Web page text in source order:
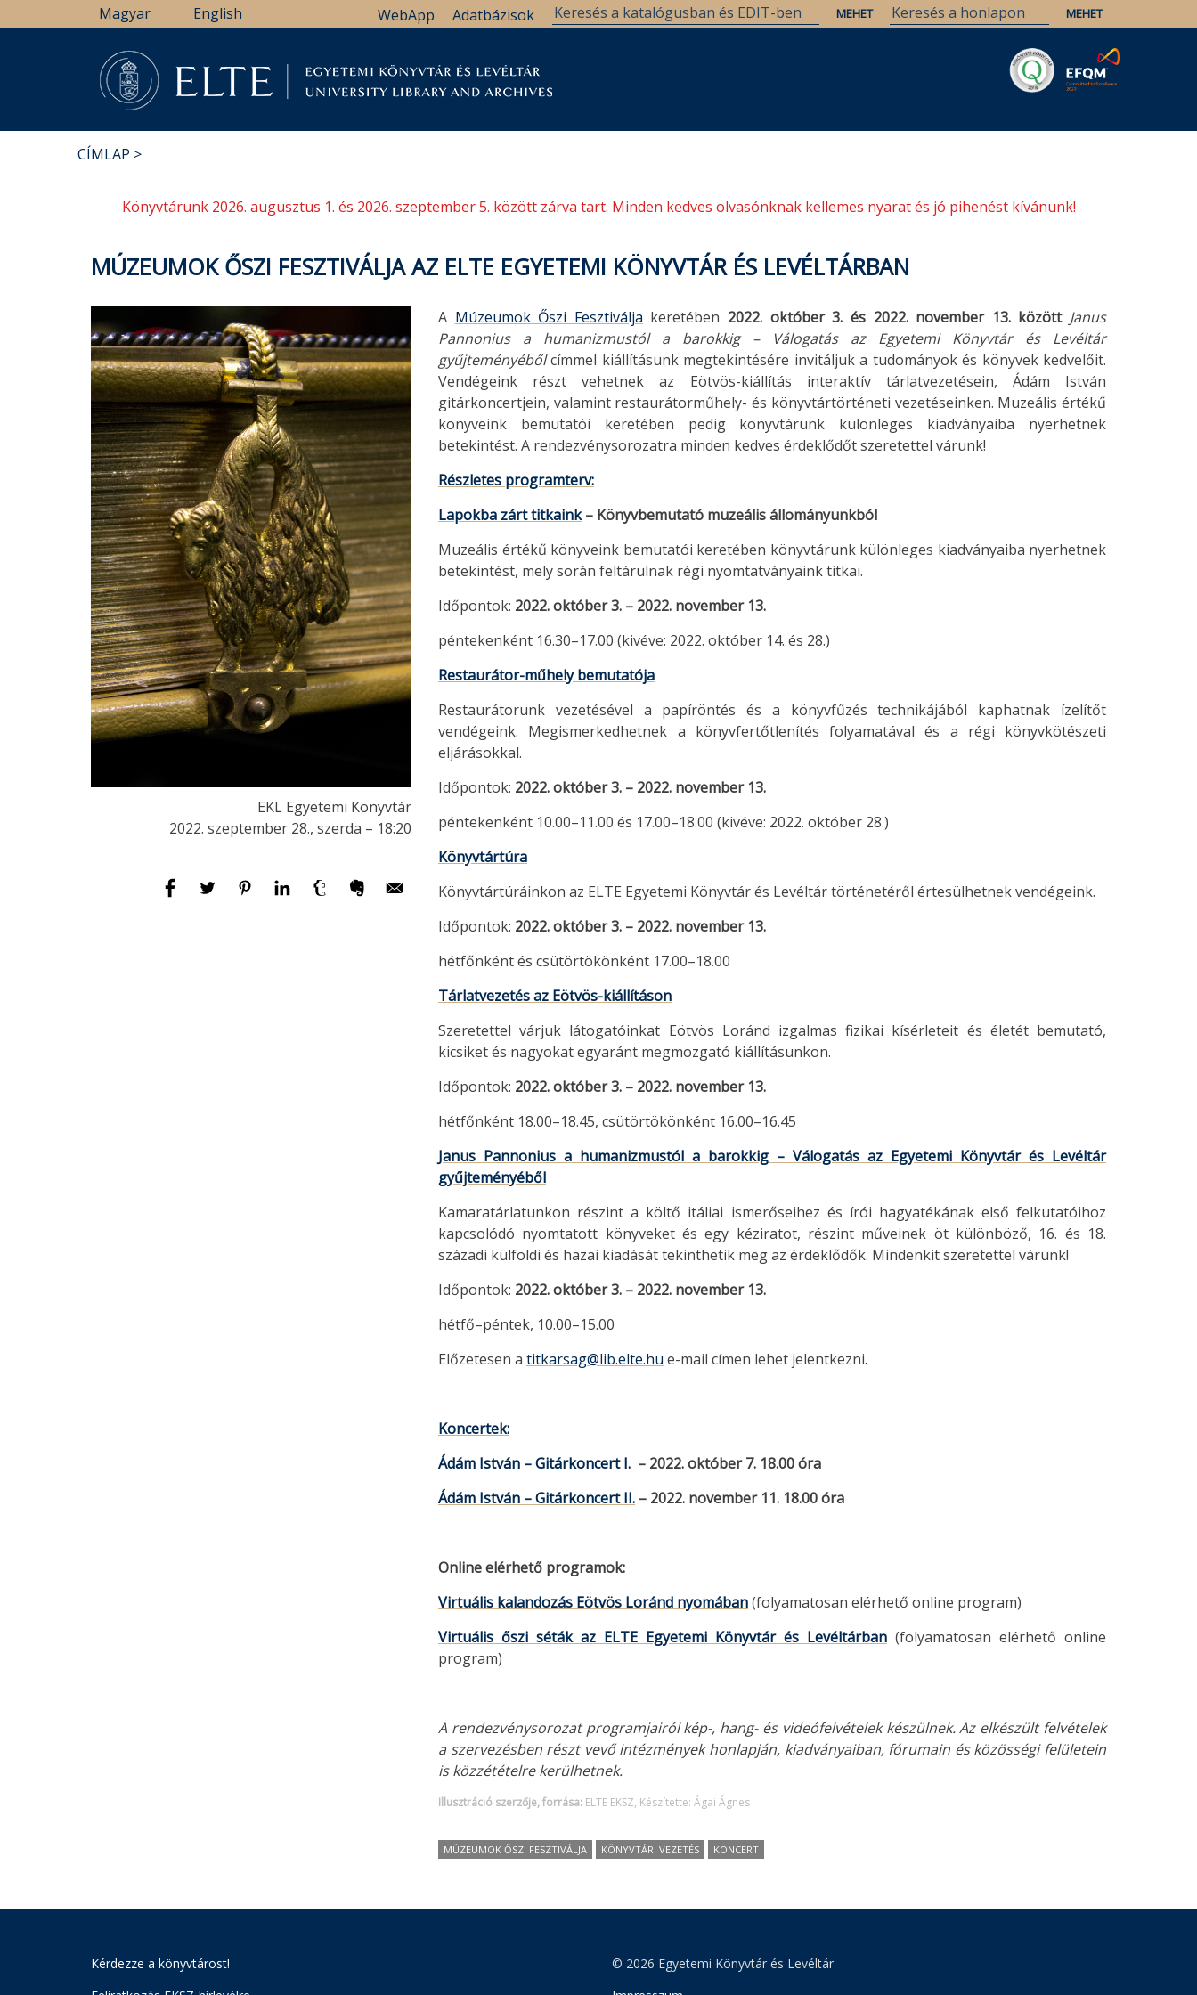
a
Magyar English Adatbázisok
WebApp
CÍMLAP
Könyvtárunk 2026. augusztus 1. és 2026. szeptember 5. között zárva tart. Minden kedves olvasónknak kellemes nyarat és jó pihenést kívánunk!
MÚZEUMOK ŐSZI FESZTIVÁLJA AZ ELTE EGYETEMI KÖNYVTÁR ÉS LEVÉLTÁRBAN
EKL Egyetemi Könyvtár
2022. szeptember 28., szerda – 18:20
A Múzeumok Őszi Fesztiválja keretében 2022. október 3. és 2022. november 13. között Janus
Pannonius a humanizmustól a barokkig – Válogatás az Egyetemi Könyvtár és Levéltár
gyűjteményébőlcímmel kiállításunk megtekintésére invitáljuk a tudományok és könyvek kedvelőit.
Vendégeink részt vehetnek az Eötvös-kiállítás interaktív tárlatvezetésein, Ádám István
gitárkoncertjein, valamint restaurátorműhely- és könyvtártörténeti vezetéseinken. Muzeális értékű
könyveink bemutatói keretében pedig könyvtárunk különleges kiadványaiba nyerhetnek
betekintést. A rendezvénysorozatra minden kedves érdeklődőt szeretettel várunk!
Részletes programterv:
Lapokba zárt titkaink– Könyvbemutató muzeális állományunkból
Muzeális értékű könyveink bemutatói keretében könyvtárunk különleges kiadványaiba nyerhetnek
betekintést, mely során feltárulnak régi nyomtatványaink titkai.
Időpontok: 2022. október 3. – 2022. november 13.
péntekenként 16.30–17.00 (kivéve: 2022. október 14. és 28.)
Restaurátor-műhely bemutatója
Restaurátorunk vezetésével a papíröntés és a könyvfűzés technikájából kaphatnak ízelítőt
vendégeink. Megismerkedhetnek a könyvfertőtlenítés folyamatával és a régi könyvkötészeti
eljárásokkal.
Időpontok: 2022. október 3. – 2022. november 13.
péntekenként 10.00–11.00 és 17.00–18.00 (kivéve: 2022. október 28.)
Könyvtártúra
Könyvtártúráinkon az ELTE Egyetemi Könyvtár és Levéltár történetéről értesülhetnek vendégeink.
Időpontok: 2022. október 3. – 2022. november 13.
hétfőnként és csütörtökönként 17.00–18.00
Tárlatvezetés az Eötvös-kiállításon
Szeretettel várjuk látogatóinkat Eötvös Loránd izgalmas fizikai kísérleteit és életét bemutató,
kicsiket és nagyokat egyaránt megmozgató kiállításunkon.
Időpontok: 2022. október 3. – 2022. november 13.
hétfőnként 18.00–18.45, csütörtökönként 16.00–16.45
Janus Pannonius a humanizmustól a barokkig – Válogatás az Egyetemi Könyvtár és Levéltár
gyűjteményéből
Kamaratárlatunkon részint a költő itáliai ismerőseihez és írói hagyatékának első felkutatóihoz
kapcsolódó nyomtatott könyveket és egy kéziratot, részint műveinek öt különböző, 16. és 18.
századi külföldi és hazai kiadását tekinthetik meg az érdeklődők. Mindenkit szeretettel várunk!
Időpontok: 2022. október 3. – 2022. november 13.
hétfő–péntek, 10.00–15.00
Előzetesen a titkarsag@lib.elte.hu e-mail címen lehet jelentkezni.
Koncertek:
Ádám István – Gitárkoncert I. – 2022. október 7. 18.00 óra
Ádám István – Gitárkoncert II. – 2022. november 11. 18.00 óra
Online elérhető programok:
Virtuális kalandozás Eötvös Loránd nyomában(folyamatosan elérhető online program)
Virtuális őszi séták az ELTE Egyetemi Könyvtár és Levéltárban (folyamatosan elérhető online
program)
A rendezvénysorozat programjairól kép-, hang- és videófelvételek készülnek. Az elkészült felvételek
a szervezésben részt vevő intézmények honlapján, kiadványaiban, fórumain és közösségi felületein
is közzétételre kerülhetnek.
Illusztráció szerzője, forrása: ELTE EKSZ, Készítette: Ágai Ágnes
MÚZEUMOK ŐSZI FESZTIVÁLJA KÖNYVTÁRI VEZETÉS KONCERT
Kérdezze a könyvtárost!
© 2026 Egyetemi Könyvtár és Levéltár